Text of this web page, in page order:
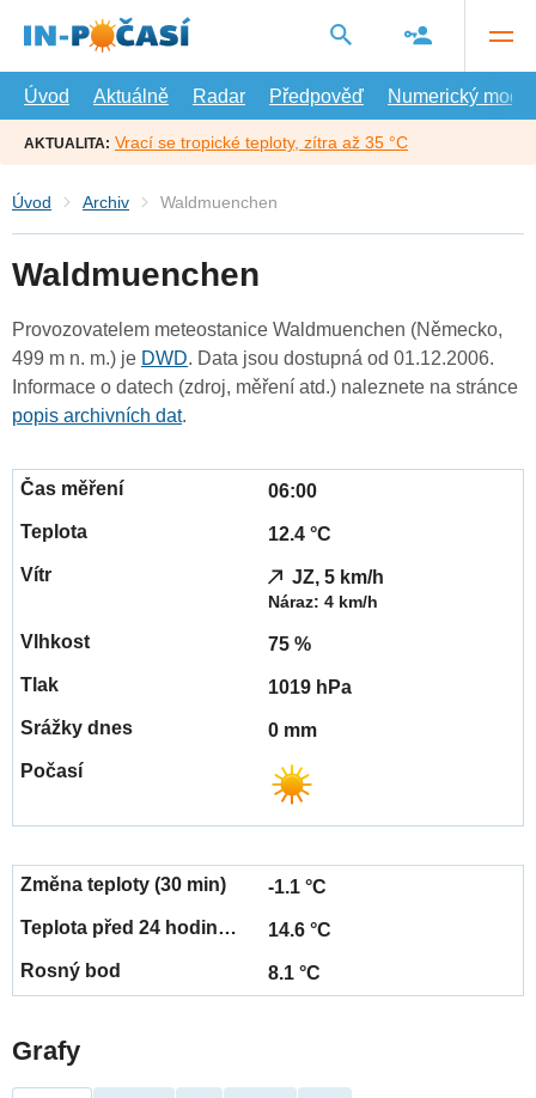
hlavní
Úvod
Aktuálně Radar Předpověď Numerický model
AKTUALITA: Vrací se tropické teploty, zítra až 35 °C
Úvod Archiv Waldmuenchen
Waldmuenchen
Provozovatelem meteostanice Waldmuenchen (Německo,
499 m n. m.) je DWD. Data jsou dostupná od 01.12.2006.
Informace o datech (zdroj, měření atd.) naleznete na stránce
popis archivních dat.
06:00
12.4 °C
JZ, 5 km/h
Náraz: 4 km/h
75 %
1019 hPa
0 mm
-1.1 °C
14.6 °C
8.1 °C
Grafy